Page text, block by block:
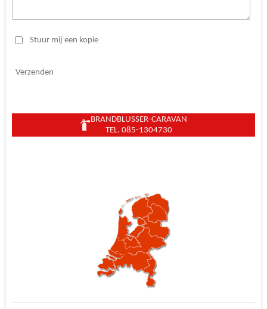
Stuur mij een kopie
Verzenden
BRANDBLUSSER-CARAVAN
TEL. 085-1304730